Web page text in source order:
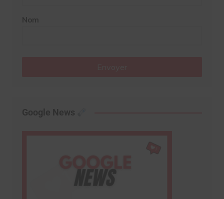
Nom
Google News